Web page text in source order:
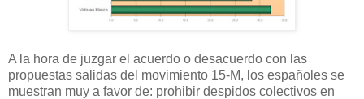
A la hora de juzgar el acuerdo o desacuerdo con las
propuestas salidas del movimiento 15-M, los españoles se
muestran muy a favor de: prohibir despidos colectivos en